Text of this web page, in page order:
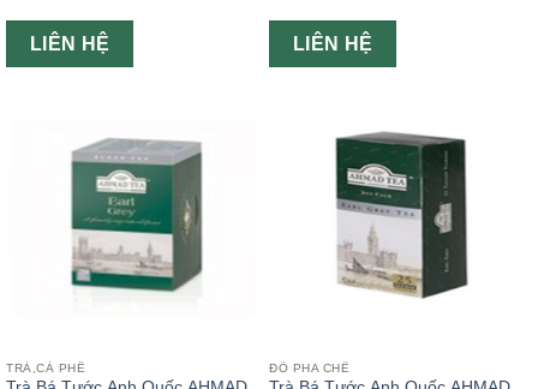
LIÊN HỆ LIÊN HỆ
TRÀ,CÀ PHÊ ĐỒ PHA CHẾ